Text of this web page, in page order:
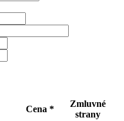
Cena *
Zmluvné
strany